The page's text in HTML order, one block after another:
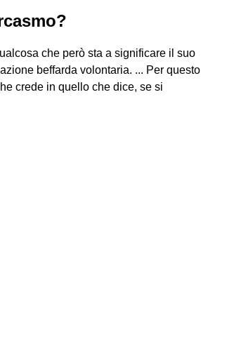
che però sta a significare il suo
beffarda volontaria. ... Per questo
crede in quello che dice, se si